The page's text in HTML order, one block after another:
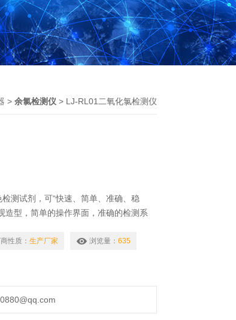
> 余氯检测仪 > LJ-RL01二氧化氯检测仪
测试剂，可“快速、简单、准确、稳
造型，简单的操作界面，准确的检测系
性质： 生产厂家 浏览量： 635